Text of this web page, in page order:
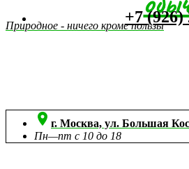
Природное - ничего кроме пользы
+7 (926)
 г. Москва, ул. Большая
Пн—пт с 10 до 18